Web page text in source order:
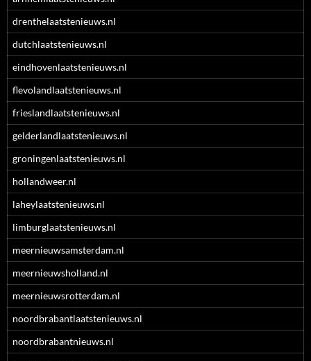
drenthelaatstenieuws.nl
dutchlaatstenieuws.nl
eindhovenlaatstenieuws.nl
flevolandlaatstenieuws.nl
frieslandlaatstenieuws.nl
gelderlandlaatstenieuws.nl
groningenlaatstenieuws.nl
hollandweer.nl
laheylaatstenieuws.nl
limburglaatstenieuws.nl
meernieuwsamsterdam.nl
meernieuwsholland.nl
meernieuwsrotterdam.nl
noordbrabantlaatstenieuws.nl
noordbrabantnieuws.nl